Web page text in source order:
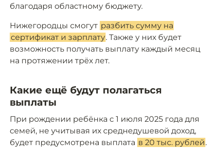
благодаря областному бюджету.
Нижегородцы смогут разбить сумму на
сертификат и зарплату. Также у них будет
возможность получать выплату каждый месяц
на протяжении трёх лет.
Какие ещё будут полагаться
выплаты
При рождении ребёнка с 1 июля 2025 года для
семей, не учитывая их среднедушевой доход,
будет предусмотрена выплата в 20 тыс. рублей.